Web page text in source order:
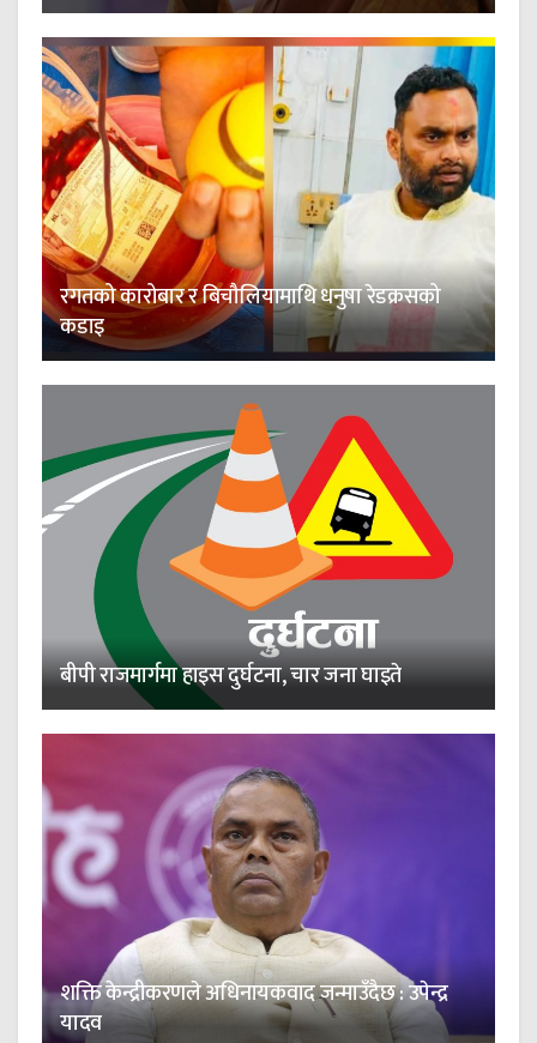
रगतको कारोबार र बिचौलियामाथि धनुषा रेडक्रसको
कडाइ
बीपी राजमार्गमा हाइस दुर्घटना, चार जना घाइते
शक्ति केन्द्रीकरणले अधिनायकवाद जन्माउँदैछ : उपेन्द्र
यादव